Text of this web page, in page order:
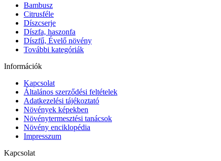
Bambusz
Citrusféle
Díszcserje
Díszfa, haszonfa
Díszfű, Évelő növény
További kategóriák
Információk
Kapcsolat
Általános szerződési feltételek
Adatkezelési tájékoztató
Növények képekben
Növénytermesztési tanácsok
Növény enciklopédia
Impresszum
Kapcsolat